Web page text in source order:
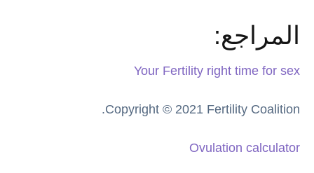
المراجع:
Your Fertility right time for sex
Copyright © 2021 Fertility Coalition.
Ovulation calculator